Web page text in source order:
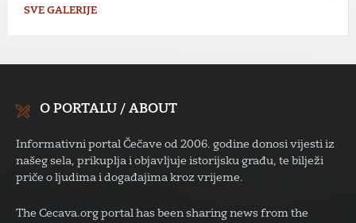
SVE GALERIJE
O PORTALU / ABOUT
Informativni portal Čečave od 2006. godine donosi vijesti iz
našeg sela, prikuplja i objavljuje istorijsku građu, te bilježi
priče o ljudima i događajima kroz vrijeme.
The Cecava.org portal has been sharing news from the